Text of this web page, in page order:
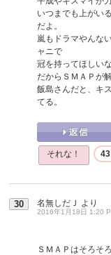
いつまでも上がい
だよ。
嵐もドラマやんな
ャニで
冠を持ってほしいな
だからＳＭＡＰが
飯島さんだと、キ
てる。
それな！ 43
30 名無しだＪ より
2016年1月18日 1:20
ＳＭＡＰはそろそ